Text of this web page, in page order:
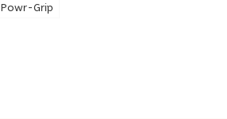
Powr-Grip